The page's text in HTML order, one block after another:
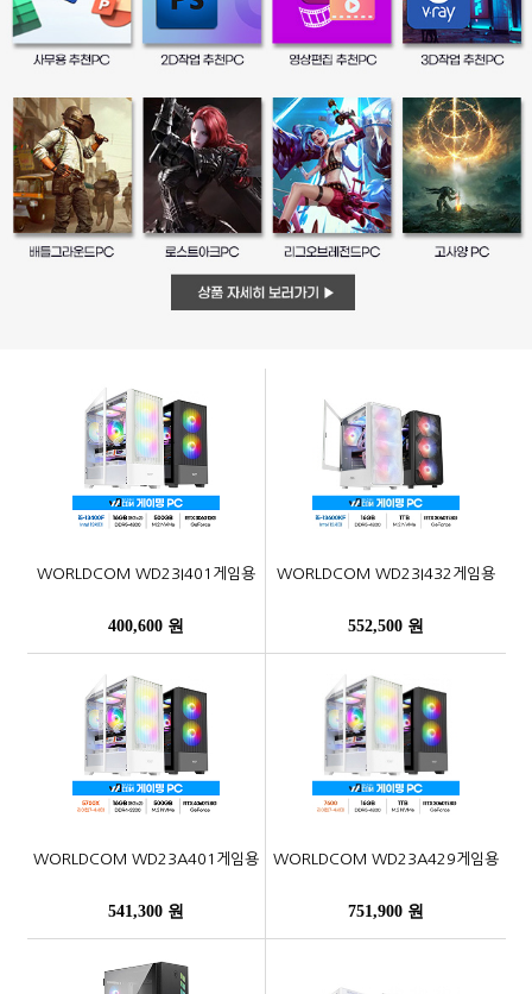
WORLDCOM WD23I401게임용
400,600 원
WORLDCOM WD23I432게임용
552,500 원
WORLDCOM WD23A401게임용
541,300 원
WORLDCOM WD23A429게임용
751,900 원